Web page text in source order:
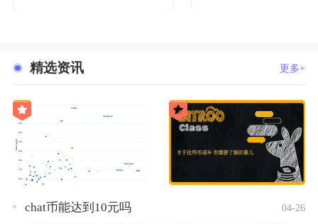
精选资讯 更多+
chat币能达到10元吗 04-26